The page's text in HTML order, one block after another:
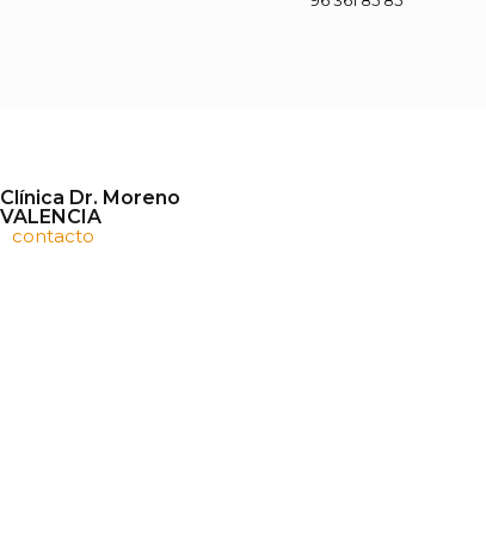
Clínica Dr. Moreno
VALENCIA
contacto